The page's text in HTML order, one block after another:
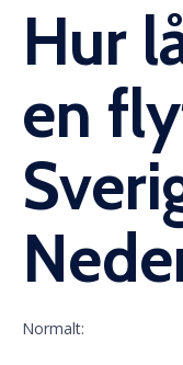
Hur
en
Normalt: